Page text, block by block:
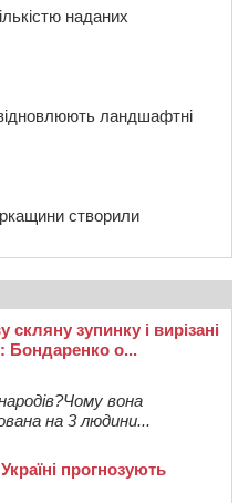
наданих
ландшафтні
створили
зупинку і вирізані
Бондаренко о...
вона
на 3 людини...
прогнозують